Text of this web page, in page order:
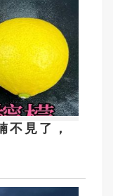
不見了，